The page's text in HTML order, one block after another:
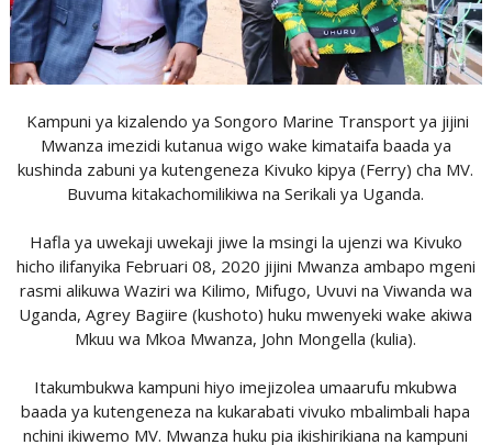
Kampuni ya kizalendo ya Songoro Marine Transport ya jijini
Mwanza imezidi kutanua wigo wake kimataifa baada ya
kushinda zabuni ya kutengeneza Kivuko kipya (Ferry) cha MV.
Buvuma kitakachomilikiwa na Serikali ya Uganda.
Hafla ya uwekaji uwekaji jiwe la msingi la ujenzi wa Kivuko
hicho ilifanyika Februari 08, 2020 jijini Mwanza ambapo mgeni
rasmi alikuwa Waziri wa Kilimo, Mifugo, Uvuvi na Viwanda wa
Uganda, Agrey Bagiire (kushoto) huku mwenyeki wake akiwa
Mkuu wa Mkoa Mwanza, John Mongella (kulia).
Itakumbukwa kampuni hiyo imejizolea umaarufu mkubwa
baada ya kutengeneza na kukarabati vivuko mbalimbali hapa
nchini ikiwemo MV. Mwanza huku pia ikishirikiana na kampuni